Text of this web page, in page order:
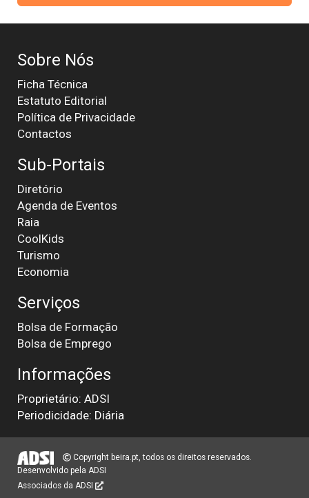
Sobre Nós
Ficha Técnica
Estatuto Editorial
Política de Privacidade
Contactos
Sub-Portais
Diretório
Agenda de Eventos
Raia
CoolKids
Turismo
Economia
Serviços
Bolsa de Formação
Bolsa de Emprego
Informações
Proprietário: ADSI
Periodicidade: Diária
Copyright beira.pt, todos os direitos reservados.
Desenvolvido pela ADSI
Associados da ADSI